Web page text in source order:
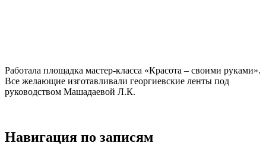
Работала площадка мастер-класса «Красота – своими руками».
Все желающие изготавливали георгиевские ленты под
руководством Машадаевой Л.К.
Навигация по записям